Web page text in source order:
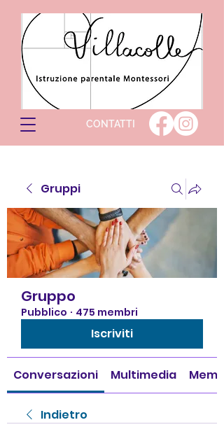
CONTATTI
Gruppi
Gruppo
Pubblico · 475 membri
Iscriviti
Conversazioni Multimedia
Indietro